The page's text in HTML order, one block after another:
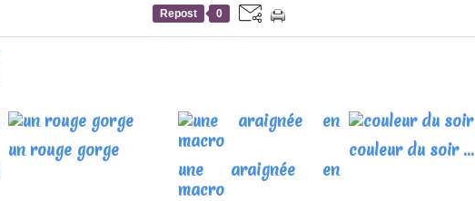
Repost 0
un rouge gorge
une araignée en
macro
couleur du soir ...